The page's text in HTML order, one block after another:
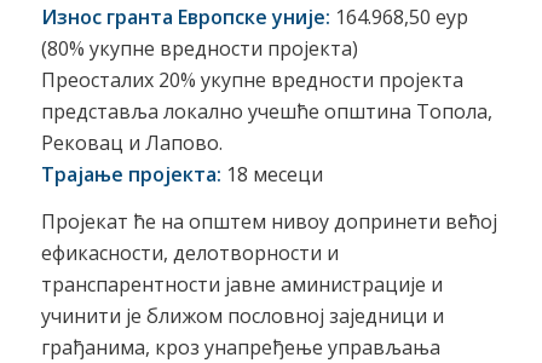
Износ гранта Европске уније: 164.968,50 еур
(80% укупне вредности пројекта)
Преосталих 20% укупне вредности пројекта
представља локално учешће општина Топола,
Рековац и Лапово.
Трајање пројекта: 18 месеци
Пројекат ће на општем нивоу допринети већој
ефикасности, делотворности и
транспарентности јавне аминистрације и
учинити је ближом пословној заједници и
грађанима, кроз унапређење управљања